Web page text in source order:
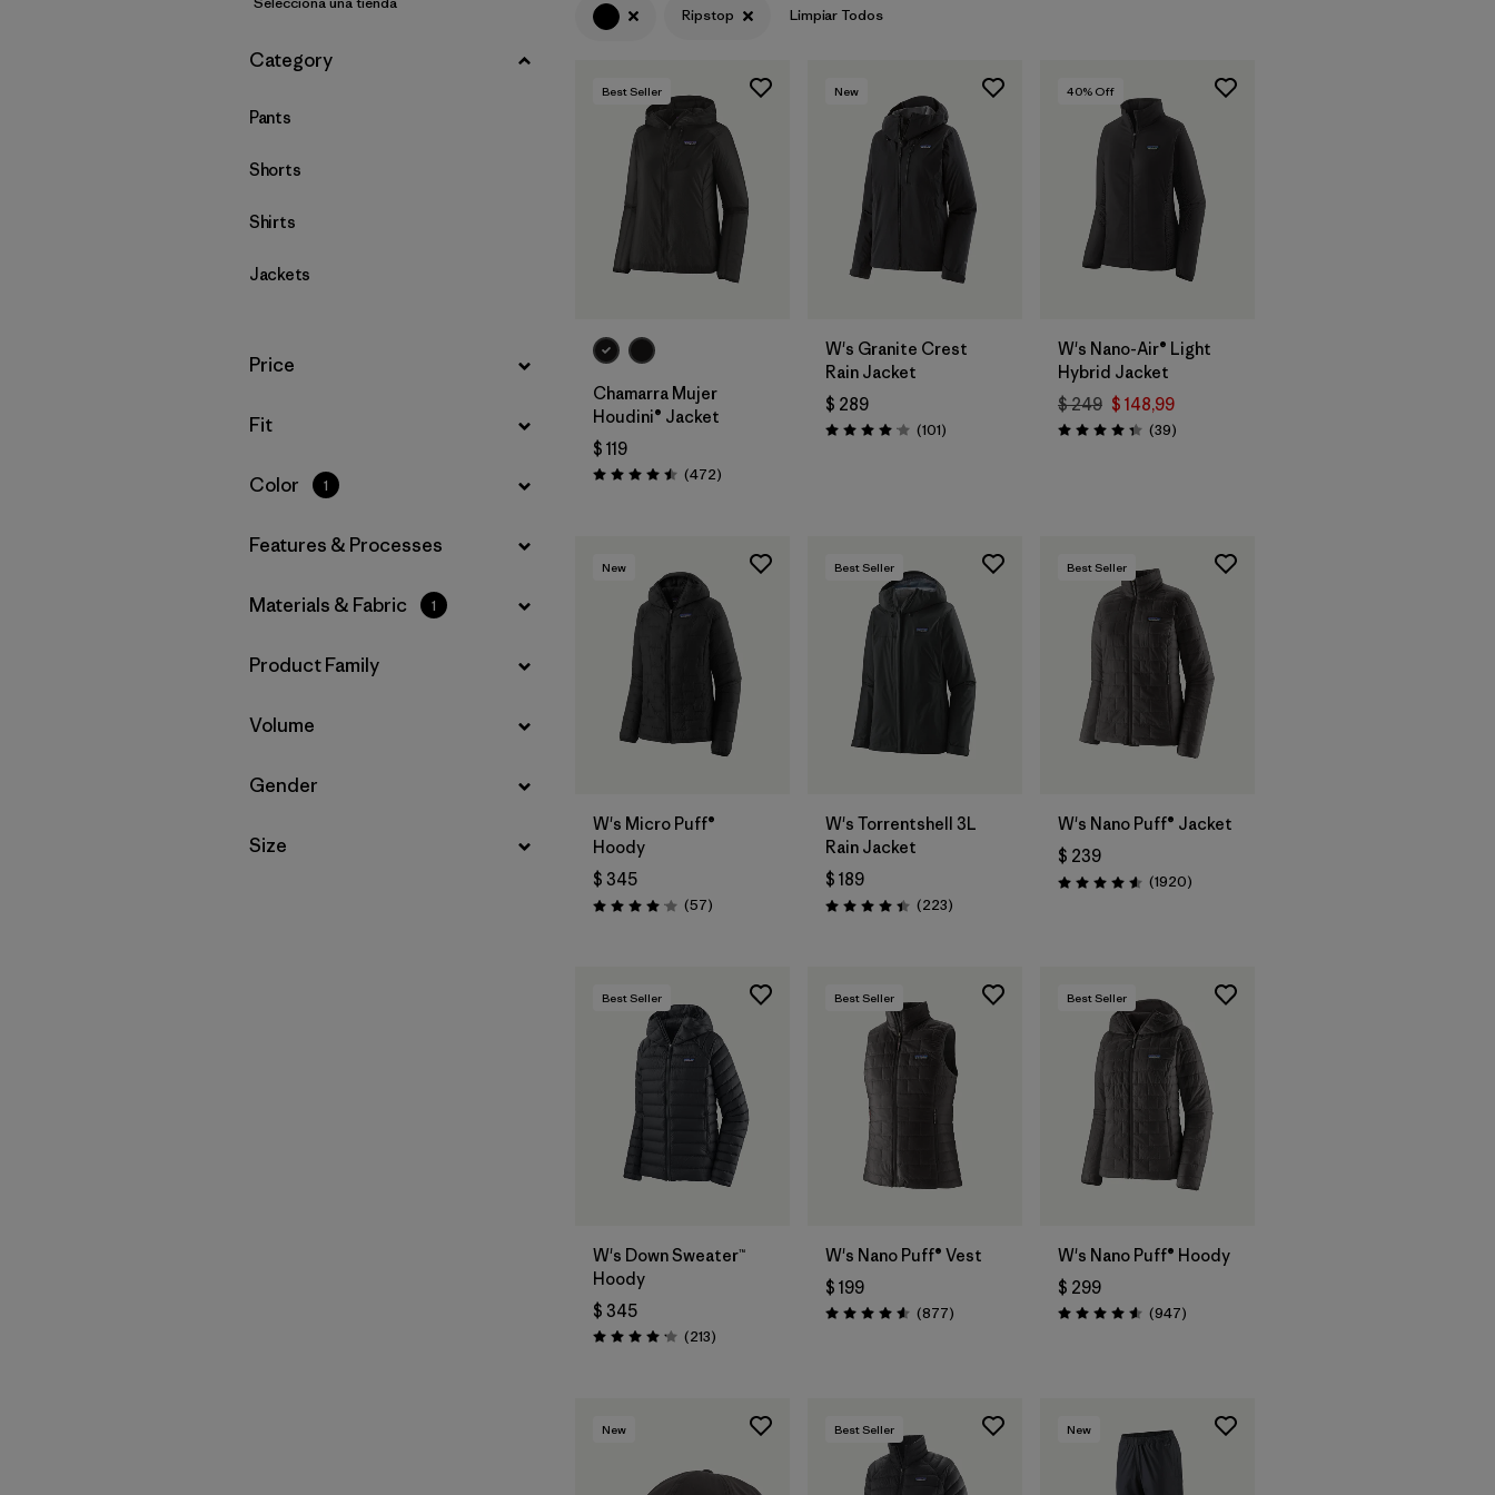
Filtrar por
Product Family
Filtrar por
Category
Pants
Shorts
Shirts
Jackets
Filtrar por
Price
Filtrar por
Fit
Filtrar por
Color 1
Filtrar por
Features & Processes
Filtrar por
Materials & Fabric 1
Filtrar por
Product Family
Filtrar por
Volume
Filtrar por
Gender
Filtrar por
Size
Ripstop Limpiar Todos
Best Seller
Chamarra Mujer
Houdini® Jacket
$ 119
Valoración: 4.5 / 5
(472Comentarios
)
New
W's Granite Crest
Rain Jacket
$ 289
Valoración: 4.1 / 5
(101Comentarios
)
40% Off
W's Nano-Air® Light
Hybrid Jacket
$ 249 $ 148,99
Valoración: 4.3 / 5
(39Comentarios
)
New
W's Micro Puff®
Hoody
$ 345
Valoración: 4.1 / 5
(57Comentarios
)
Best Seller
W's Torrentshell 3L
Rain Jacket
$ 189
Valoración: 4.4 / 5
(223Comentarios
)
Best Seller
W's Nano Puff® Jacket
$ 239
Valoración: 4.6 / 5
(1920Comentarios
)
Best Seller
W's Down Sweater™
Hoody
$ 345
Valoración: 4.2 / 5
(213Comentarios
)
Best Seller
W's Nano Puff® Vest
$ 199
Valoración: 4.6 / 5
(877Comentarios
)
Best Seller
W's Nano Puff® Hoody
$ 299
Valoración: 4.6 / 5
(947Comentarios
)
New Best Seller New